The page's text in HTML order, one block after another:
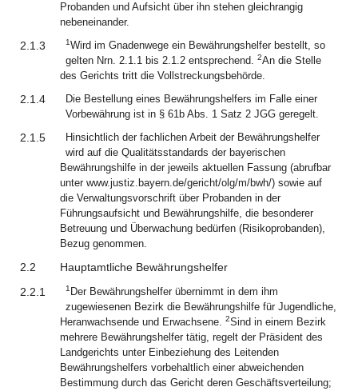
Probanden und Aufsicht über ihn stehen gleichrangig
nebeneinander.
2.1.3 1Wird im Gnadenwege ein Bewährungshelfer bestellt, so
gelten Nrn. 2.1.1 bis 2.1.2 entsprechend. 2An die Stelle
des Gerichts tritt die Vollstreckungsbehörde.
2.1.4
Die Bestellung eines Bewährungshelfers im Falle einer
Vorbewährung ist in § 61b Abs. 1 Satz 2 JGG geregelt.
2.1.5
Hinsichtlich der fachlichen Arbeit der Bewährungshelfer
wird auf die Qualitätsstandards der bayerischen
Bewährungshilfe in der jeweils aktuellen Fassung (abrufbar
unter www.justiz.bayern.de/gericht/olg/m/bwh/) sowie auf
die Verwaltungsvorschrift über Probanden in der
Führungsaufsicht und Bewährungshilfe, die besonderer
Betreuung und Überwachung bedürfen (Risikoprobanden),
Bezug genommen.
2.2
Hauptamtliche Bewährungshelfer
2.2.1
1 Der Bewährungshelfer übernimmt in dem ihm
zugewiesenen Bezirk die Bewährungshilfe für Jugendliche,
Heranwachsende und Erwachsene. 2Sind in einem Bezirk
mehrere Bewährungshelfer tätig, regelt der Präsident des
Landgerichts unter Einbeziehung des Leitenden
Bewährungshelfers vorbehaltlich einer abweichenden
Bestimmung durch das Gericht deren Geschäftsverteilung;